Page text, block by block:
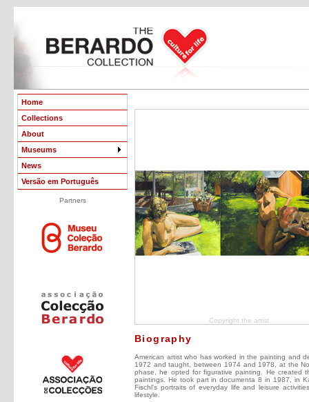
Home
Collections
About
Museums
News
Versão em Português
Partners
Copyright the artist
Biography
American artist who has worked in the painting and
1972 and taught, between 1974 and 1978, at the
phase, he opted for figurative painting. He created
paintings. He took part in documenta 8 in 1987, in
Fischl's portraits of everyday life and leisure
lifestyle.